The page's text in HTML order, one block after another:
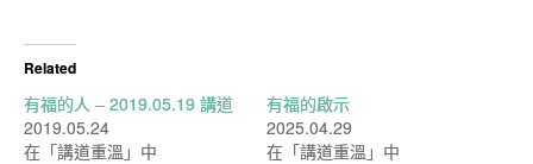
Related
有福的人 – 2019.05.19 講道
2019.05.24
在「講道重溫」中
有福的啟示
2025.04.29
在「講道重溫」中